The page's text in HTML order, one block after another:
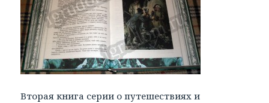
Вторая книга серии о путешествиях и